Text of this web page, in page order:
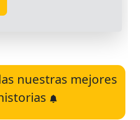
nuestras mejores